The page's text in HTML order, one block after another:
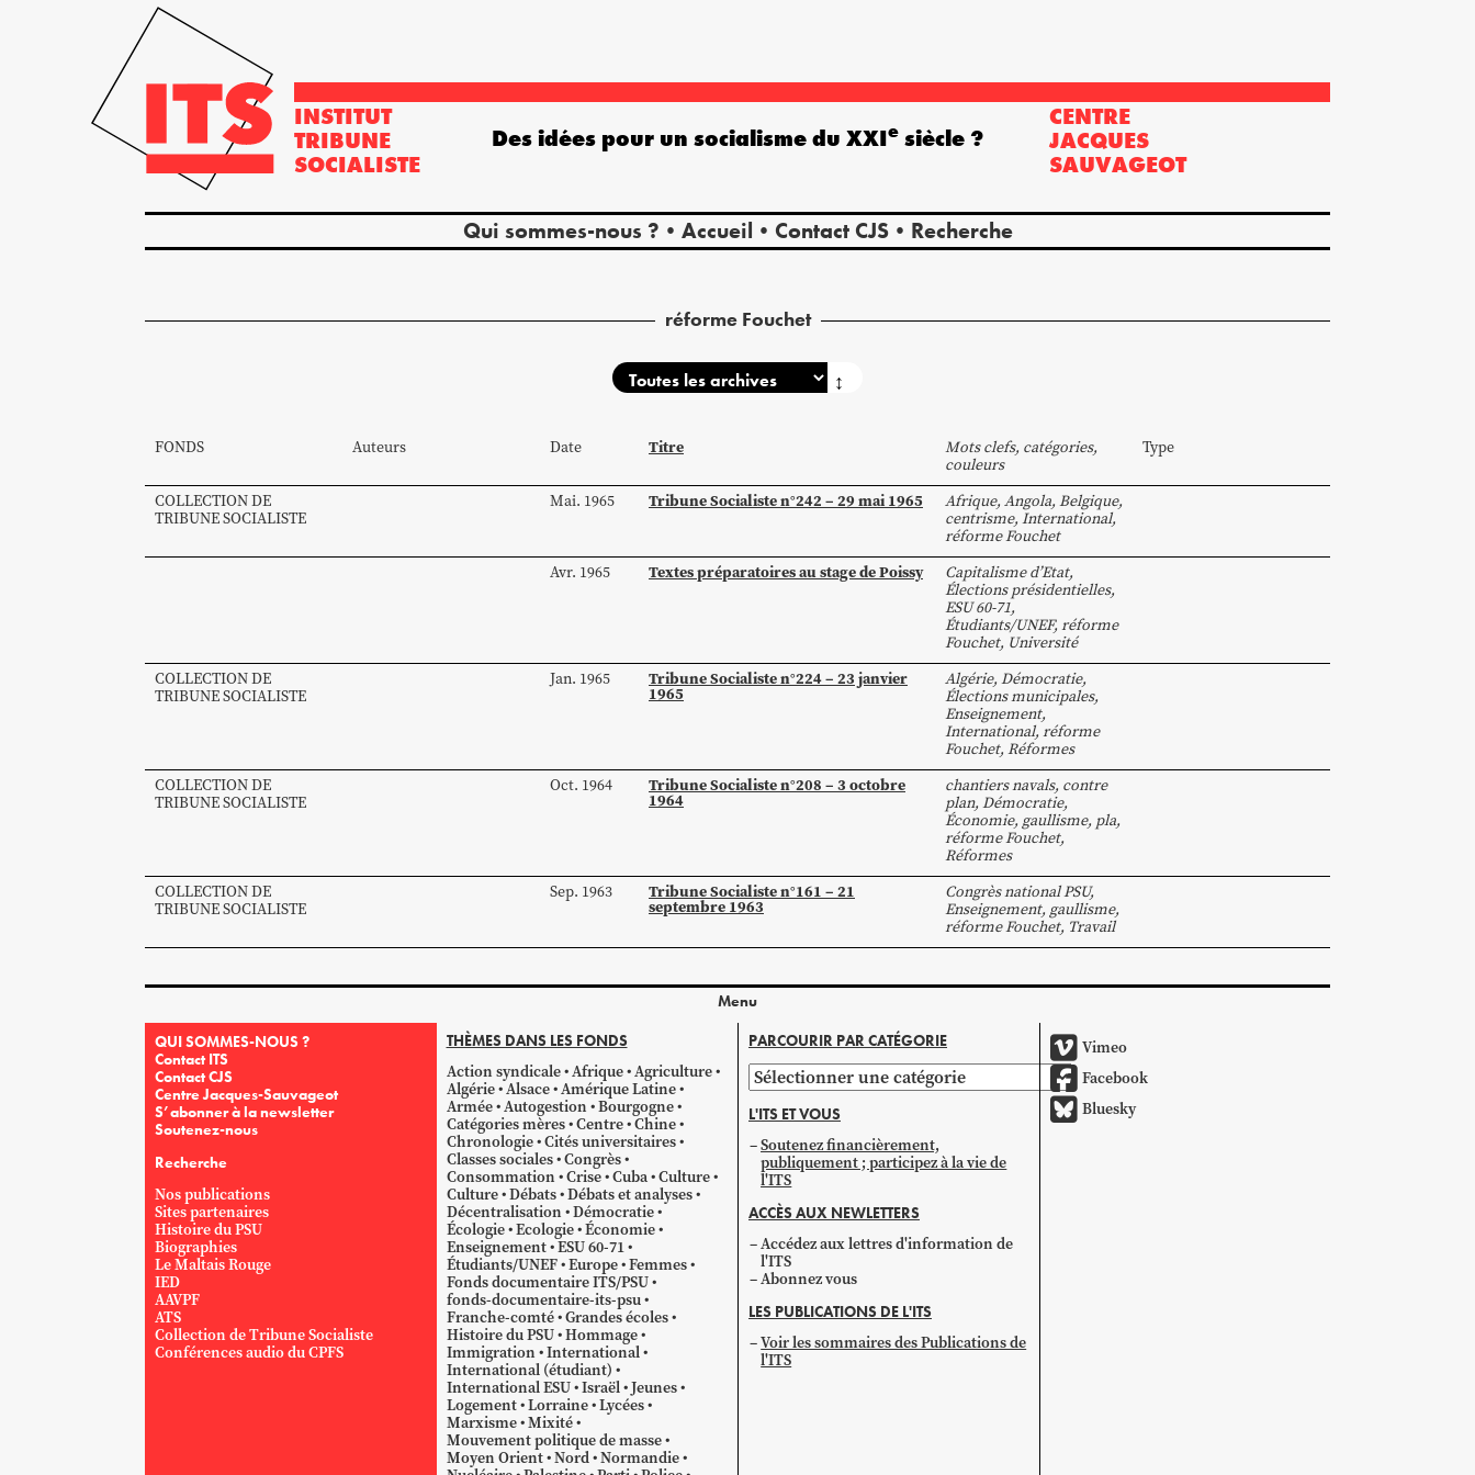
INSTITUT
TRIBUNE
SOCIALISTE
CENTRE
JACQUES
SAUVAGEOT
Qui sommes-nous ? Accueil Contact CJS Recherche
Des idées pour un socialisme du XXIe siècle ?
réforme Fouchet
↕
FONDS Auteurs Date Titre
Mots clefs, catégories,
couleurs
Type
COLLECTION DE
TRIBUNE SOCIALISTE
Mai. 1965 Tribune Socialiste n°242 – 29 mai 1965 Afrique, Angola, Belgique,
centrisme, International,
réforme Fouchet
Avr. 1965
Textes préparatoires au stage de Poissy Capitalisme d’Etat,
Élections présidentielles,
ESU 60-71,
Étudiants/UNEF, réforme
Fouchet, Université
COLLECTION DE
TRIBUNE SOCIALISTE
Jan. 1965 Tribune Socialiste n°224 – 23 janvier
1965
Algérie, Démocratie,
Élections municipales,
Enseignement,
International, réforme
Fouchet, Réformes
COLLECTION DE
TRIBUNE SOCIALISTE
Oct. 1964 Tribune Socialiste n°208 – 3 octobre
1964
chantiers navals, contre
plan, Démocratie,
Économie, gaullisme, pla,
réforme Fouchet,
Réformes
COLLECTION DE
TRIBUNE SOCIALISTE
Sep. 1963 Tribune Socialiste n°161 – 21
septembre 1963
Congrès national PSU,
Enseignement, gaullisme,
réforme Fouchet, Travail
Menu
QUI SOMMES-NOUS ?
Contact ITS
Contact CJS
Centre Jacques-Sauvageot
S’abonner à la newsletter
Soutenez-nous
Recherche
Nos publications
Sites partenaires
Histoire du PSU
Biographies
Le Maltais Rouge
IED
AAVPF
ATS
Collection de Tribune Socialiste
Conférences audio du CPFS
THÈMES DANS LES FONDS
Action syndicale Afrique Agriculture
Algérie Alsace Amérique Latine
Armée Autogestion Bourgogne
Catégories mères Centre Chine
Chronologie Cités universitaires
Classes sociales Congrès
Consommation Crise Cuba Culture
Culture Débats Débats et analyses
Décentralisation Démocratie
Écologie Ecologie Économie
Enseignement ESU 60-71
Étudiants/UNEF Europe Femmes
Fonds documentaire ITS/PSU
fonds-documentaire-its-psu
Franche-comté Grandes écoles
Histoire du PSU Hommage
Immigration International
International (étudiant)
International ESU Israël Jeunes
Logement Lorraine Lycées
Marxisme Mixité
Mouvement politique de masse
Moyen Orient Nord Normandie
PARCOURIR PAR CATÉGORIE
Parcourir
par
catégorie
L'ITS ET VOUS
Soutenez financièrement,
publiquement ; participez à la vie de
l'ITS
ACCÈS AUX NEWLETTERS
Accédez aux lettres d'information de
l'ITS
Abonnez vous
LES PUBLICATIONS DE L'ITS
Voir les sommaires des Publications de
l'ITS
Vimeo
Facebook
Bluesky